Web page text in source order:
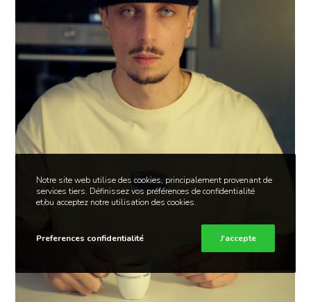
Notre site web utilise des cookies, principalement provenant de
services tiers. Définissez vos préférences de confidentialité
et/ou acceptez notre utilisation des cookies.
Preferences confidentialité J'accepte